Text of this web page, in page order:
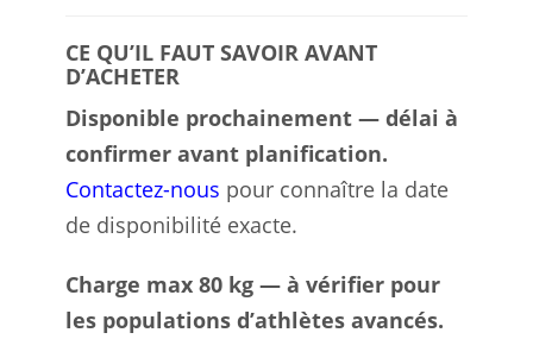
CE QU’IL FAUT SAVOIR AVANT
D’ACHETER
Disponible prochainement — délai à
confirmer avant planification.
Contactez-nous pour connaître la date
de disponibilité exacte.
Charge max 80 kg — à vérifier pour
les populations d’athlètes avancés.